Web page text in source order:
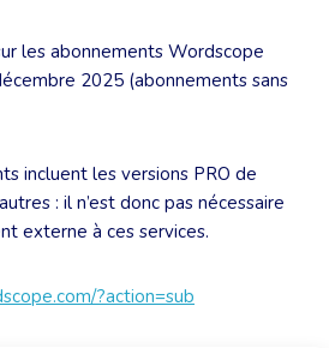
les abonnements Wordscope
2025 (abonnements sans
incluent les versions PRO de
: il n’est donc pas nécessaire
externe à ces services.
?action=sub